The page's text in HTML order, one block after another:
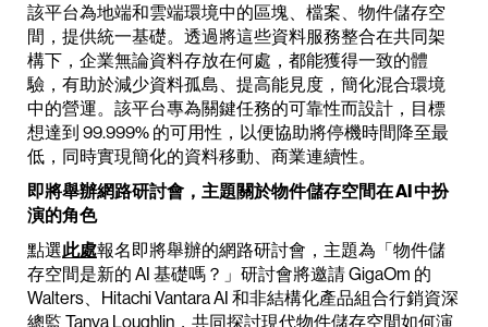
該平台為地端和雲端環境中的區塊、檔案、物件儲存空
間，提供統一基礎。透過將這些資料服務整合在共同架
構下，企業無論資料存放在何處，都能獲得一致的體
驗，有助於減少資料孤島、提高能見度，簡化混合環境
中的營運。該平台專為關鍵任務的可靠性而設計，目標
想達到 99.999% 的可用性，以便協助將停機時間降至最
低，同時實現簡化的資料移動、商業連續性。
即將舉辦網路研討會，主題關於物件儲存空間在 AI 中扮
演的角色
點選此處報名即將舉辦的網路研討會，主題為「物件儲
存空間是新的 AI 基礎嗎？」研討會將邀請 GigaOm 的
Walters、Hitachi Vantara AI 和非結構化產品組合行銷資深
總監 Tanya Loughlin，共同探討現代物件儲存空間如何演